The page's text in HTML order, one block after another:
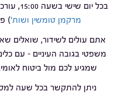
בכל יום שישי בשעה 15:00, עורכי הדין עמוס כהן וליאור טומשין (
מרקמן טומשין ושות')
אתם עולים לשידור, שואלים
משפטי בגובה העיניים – עם
שמגיע לכם מול ביטוח
ניתן להתקשר בכל שעה